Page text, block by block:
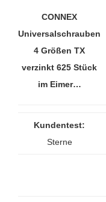
CONNEX
Universalschrauben
4 Größen TX
verzinkt 625 Stück
im Eimer…
Kundentest:
Sterne